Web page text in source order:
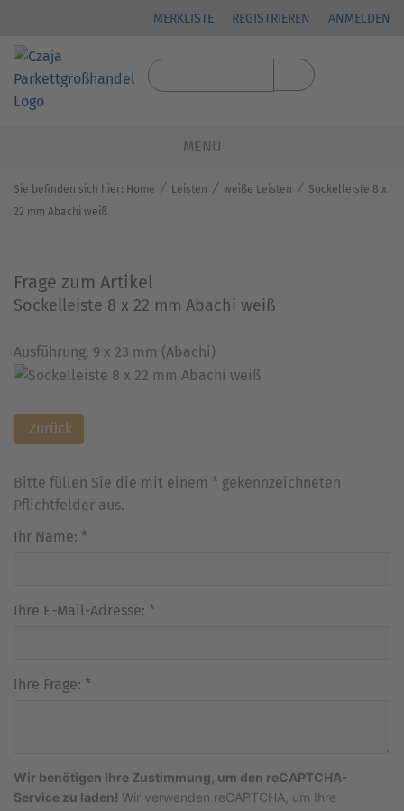
MERKLISTE REGISTRIEREN ANMELDEN
MENU
Sie befinden sich hier: Home ⁄ Leisten ⁄ weiße Leisten ⁄ Sockelleiste 8 x
22 mm Abachi weiß
Frage zum Artikel
Sockelleiste 8 x 22 mm Abachi weiß
Ausführung: 9 x 23 mm (Abachi)
Zurück
Bitte füllen Sie die mit einem * gekennzeichneten
Pflichtfelder aus.
Ihr Name: *
Ihre E-Mail-Adresse: *
Ihre Frage: *
Wir benötigen Ihre Zustimmung, um den reCAPTCHA-
Service zu laden! Wir verwenden reCAPTCHA, um Ihre